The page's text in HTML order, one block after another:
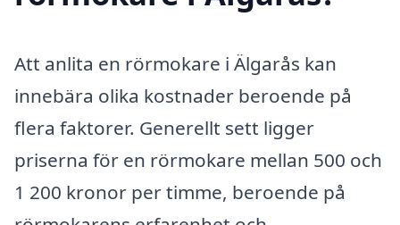
Att anlita en rörmokare i Älgarås kan
innebära olika kostnader beroende på
flera faktorer. Generellt sett ligger
priserna för en rörmokare mellan 500 och
1 200 kronor per timme, beroende på